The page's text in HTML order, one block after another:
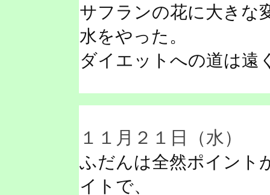
サフランの花に大きな
水をやった。
ダイエットへの道は遠
１１月２１日（水）
ふだんは全然ポイント
イトで、